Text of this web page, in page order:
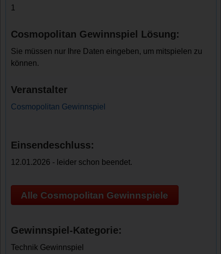
1
Cosmopolitan Gewinnspiel Lösung:
Sie müssen nur Ihre Daten eingeben, um mitspielen zu
können.
Veranstalter
Cosmopolitan Gewinnspiel
Einsendeschluss:
12.01.2026 - leider schon beendet.
Alle Cosmopolitan Gewinnspiele
Gewinnspiel-Kategorie:
Technik Gewinnspiel